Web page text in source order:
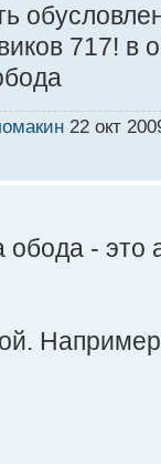
717! в
22 окт
- это